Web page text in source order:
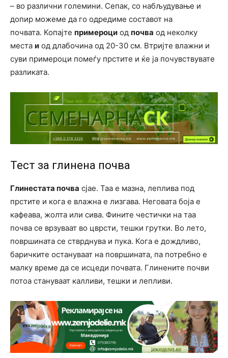
– во различни големини. Сепак, со набљудување и
допир можеме да го одредиме составот на
почвата. Копајте примероци од почва од неколку
места и од длабочина од 20-30 см. Втријте влажни и
суви примероци помеѓу прстите и ќе ја почувствувате
разликата.
Тест за глинена почва
Глинестата почва сјае. Таа е мазна, леплива под
прстите и кога е влажна е лизгава. Неговата боја е
кафеава, жолта или сива. Фините честички на таа
почва се врзуваат во цврсти, тешки грутки. Во лето,
површината се стврднува и пука. Кога е дождливо,
баричките остануваат на површината, па потребно е
малку време да се исцеди почвата. Глинените почви
потоа стануваат калливи, тешки и лепливи.